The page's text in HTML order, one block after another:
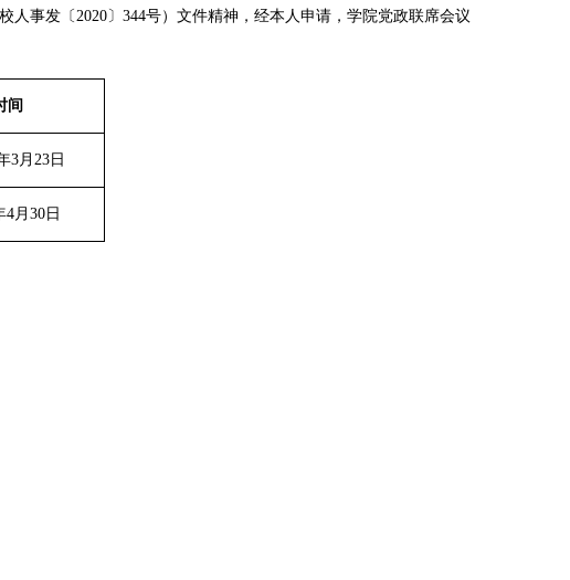
事发〔2020〕344号）文件精神，经本人申请，学院党政联席会议
间
3月23日
4月30日